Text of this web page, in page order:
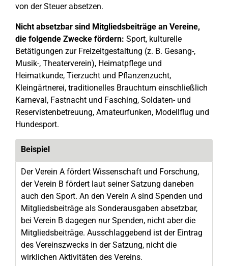
von der Steuer absetzen.
Nicht absetzbar sind Mitgliedsbeiträge an Vereine,
die folgende Zwecke fördern: Sport, kulturelle
Betätigungen zur Freizeitgestaltung (z. B. Gesang-,
Musik-, Theaterverein), Heimatpflege und
Heimatkunde, Tierzucht und Pflanzenzucht,
Kleingärtnerei, traditionelles Brauchtum einschließlich
Karneval, Fastnacht und Fasching, Soldaten- und
Reservistenbetreuung, Amateurfunken, Modellflug und
Hundesport.
Beispiel
Der Verein A fördert Wissenschaft und Forschung,
der Verein B fördert laut seiner Satzung daneben
auch den Sport. An den Verein A sind Spenden und
Mitgliedsbeiträge als Sonderausgaben absetzbar,
bei Verein B dagegen nur Spenden, nicht aber die
Mitgliedsbeiträge. Ausschlaggebend ist der Eintrag
des Vereinszwecks in der Satzung, nicht die
wirklichen Aktivitäten des Vereins.